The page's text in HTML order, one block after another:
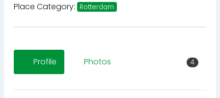
Place Category: Rotterdam
Profile Photos 4